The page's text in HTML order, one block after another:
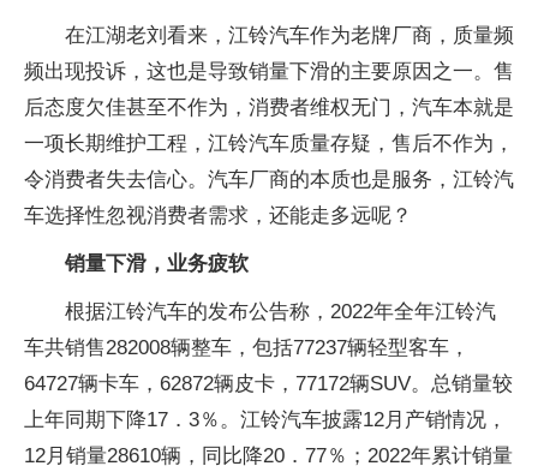
在江湖老刘看来，江铃汽车作为老牌厂商，质量频
频出现投诉，这也是导致销量下滑的主要原因之一。售
后态度欠佳甚至不作为，消费者维权无门，汽车本就是
一项长期维护工程，江铃汽车质量存疑，售后不作为，
令消费者失去信心。汽车厂商的本质也是服务，江铃汽
车选择性忽视消费者需求，还能走多远呢？
销量下滑，业务疲软
根据江铃汽车的发布公告称，2022年全年江铃汽
车共销售282008辆整车，包括77237辆轻型客车，
64727辆卡车，62872辆皮卡，77172辆SUV。总销量较
上年同期下降17．3％。江铃汽车披露12月产销情况，
12月销量28610辆，同比降20．77％；2022年累计销量